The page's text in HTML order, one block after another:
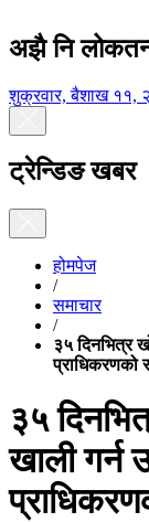
अझै नि
शुक्रवार, बैशाख ११,
ट्रेन्डिङ खबर
होमपेज
/
समाचार
/
३५ दिनभित्र
प्राधिकरणको
३५
खाली गर्न